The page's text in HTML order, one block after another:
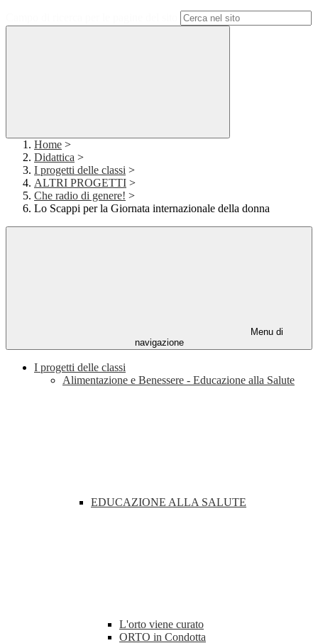
Home >
Didattica >
I progetti delle classi >
ALTRI PROGETTI >
Che radio di genere! >
Lo Scappi per la Giornata internazionale della donna
Menu di
navigazione
I progetti delle classi
Alimentazione e Benessere - Educazione alla Salute
EDUCAZIONE ALLA SALUTE
L'orto viene curato
ORTO in Condotta